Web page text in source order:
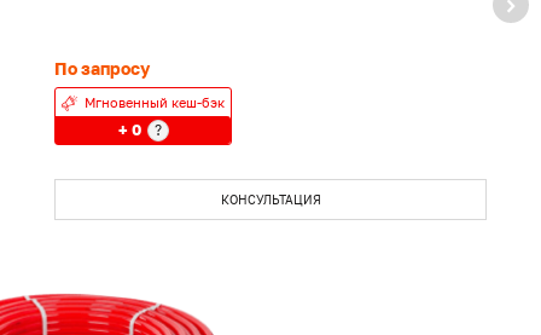
По запросу
Мгновенный кеш-бэк
+ 0 ?
КОНСУЛЬТАЦИЯ